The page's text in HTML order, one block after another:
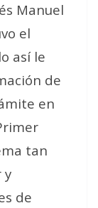
Manuel
el
así le
de
en
tan
y
de